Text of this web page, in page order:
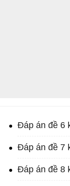
Đáp án đề 6
Đáp án đề 7
Đáp án đề 8